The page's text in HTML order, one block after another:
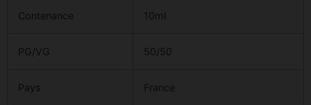
Contenance 10ml
PG/VG 50/50
Pays France